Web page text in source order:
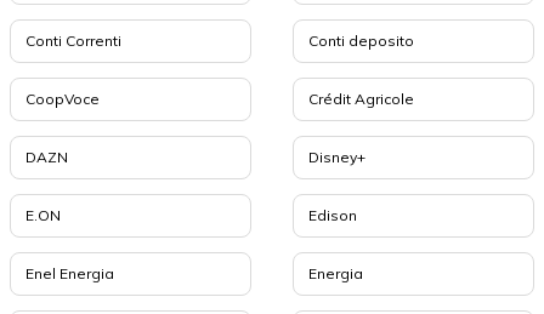
Conti Correnti Conti deposito
CoopVoce Crédit Agricole
DAZN Disney+
E.ON Edison
Enel Energia Energia